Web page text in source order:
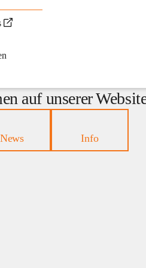
auf unserer
News Info